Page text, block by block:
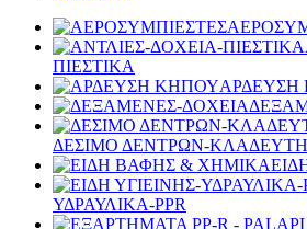
ΠΙΕΣΤΙΚΑ
ΑΡΔΕΥΣΗ
ΔΕΣΙΜΟ ΔΕΝΤΡΩΝ-
ΥΔΡΑΥΛΙΚΑ-PPR